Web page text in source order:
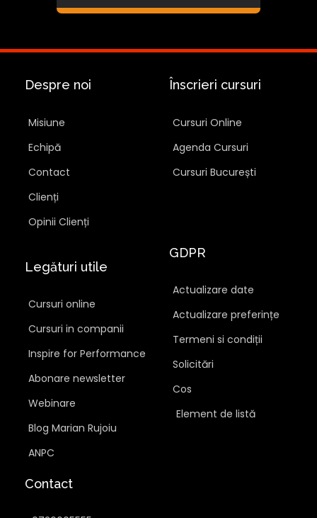
Despre noi
Misiune
Echipă
Contact
Clienți
Opinii Clienți
Înscrieri cursuri
Cursuri Online
Agenda Cursuri
Cursuri București
Legături utile
Cursuri online
Cursuri in companii
Inspire for Performance
Abonare newsletter
Webinare
Blog Marian Rujoiu
ANPC
GDPR
Actualizare date
Actualizare preferințe
Termeni si condiții
Solicitări
Cos
Element de listă
Contact